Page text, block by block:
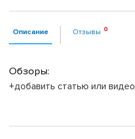
Описание Отзывы
Обзоры:
+добавить статью или видео